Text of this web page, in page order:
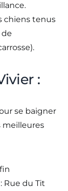
chiens tenus
de
:
se baigner
meilleures
: Rue du Tit